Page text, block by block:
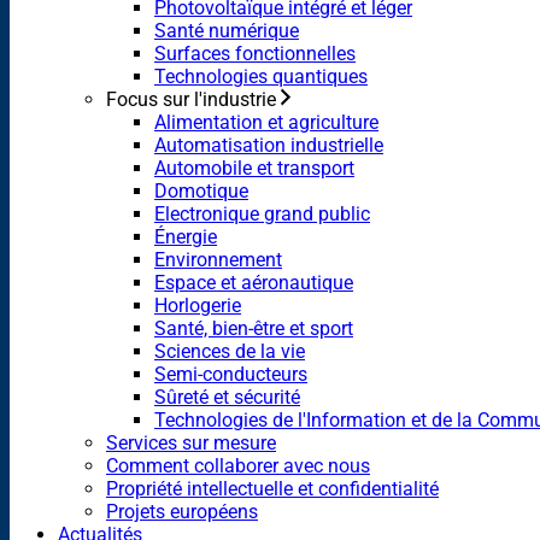
Photovoltaïque intégré et léger
Santé numérique
Surfaces fonctionnelles
Technologies quantiques
Focus sur l'industrie
Alimentation et agriculture
Automatisation industrielle
Automobile et transport
Domotique
Electronique grand public
Énergie
Environnement
Espace et aéronautique
Horlogerie
Santé, bien-être et sport
Sciences de la vie
Semi-conducteurs
Sûreté et sécurité
Technologies de l'Information et de la
Services sur mesure
Comment collaborer avec nous
Propriété intellectuelle et confidentialité
Projets européens
Actualités